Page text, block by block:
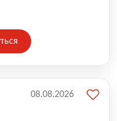
комфортных
08.08.2026